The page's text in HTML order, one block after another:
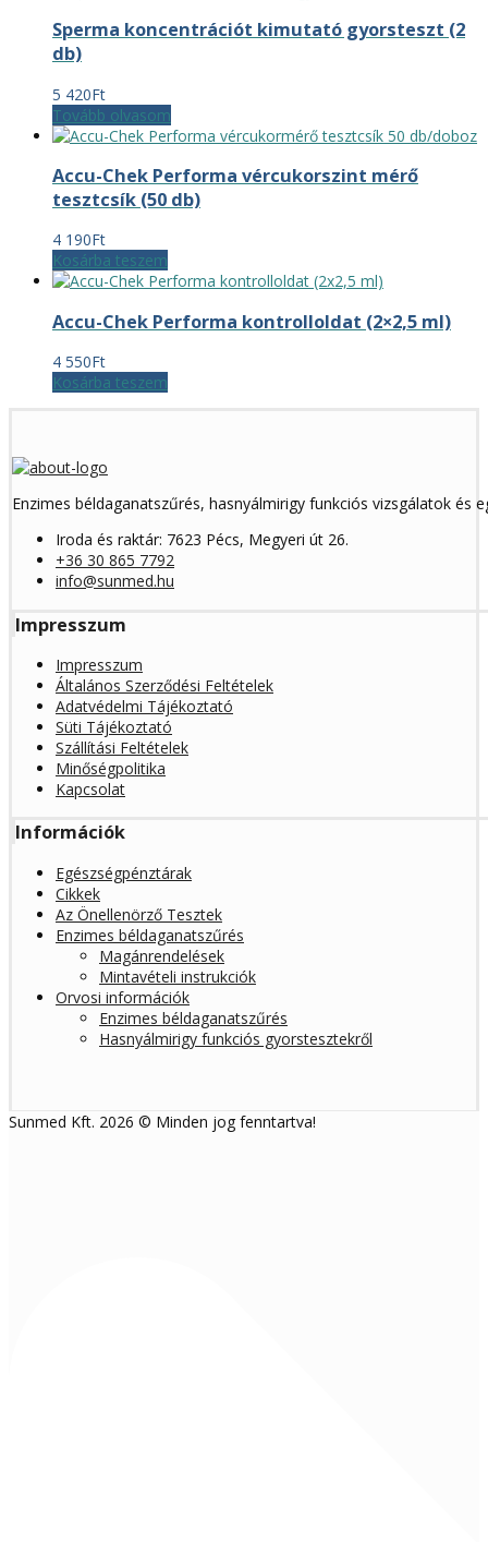
790Ft. 720Ft.
Sperma koncentrációt kimutató gyorsteszt (2
db)
5 420Ft
Tovább olvasom
Accu-Chek Performa vércukorszint mérő
tesztcsík (50 db)
4 190Ft
Kosárba teszem
Accu-Chek Performa kontrolloldat (2×2,5 ml)
4 550Ft
Kosárba teszem
Enzimes béldaganatszűrés, hasnyálmirigy funkciós vizsgálatok és
Iroda és raktár: 7623 Pécs, Megyeri út 26.
+36 30 865 7792
info@sunmed.hu
Impresszum
Impresszum
Általános Szerződési Feltételek
Adatvédelmi Tájékoztató
Süti Tájékoztató
Szállítási Feltételek
Minőségpolitika
Kapcsolat
Információk
Egészségpénztárak
Cikkek
Az Önellenörző Tesztek
Enzimes béldaganatszűrés
Magánrendelések
Mintavételi instrukciók
Orvosi információk
Enzimes béldaganatszűrés
Hasnyálmirigy funkciós gyorstesztekről
Sunmed Kft. 2026 © Minden jog fenntartva!